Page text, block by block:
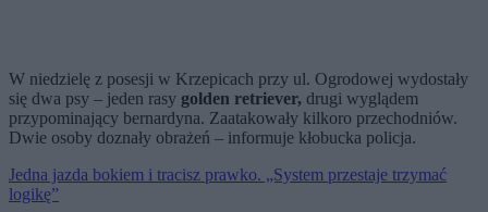
W niedzielę z posesji w Krzepicach przy ul. Ogrodowej wydostały
się dwa psy – jeden rasy golden retriever, drugi wyglądem
przypominający bernardyna. Zaatakowały kilkoro przechodniów.
Dwie osoby doznały obrażeń – informuje kłobucka policja.
Jedna jazda bokiem i tracisz prawko. „System przestaje trzymać
logikę”